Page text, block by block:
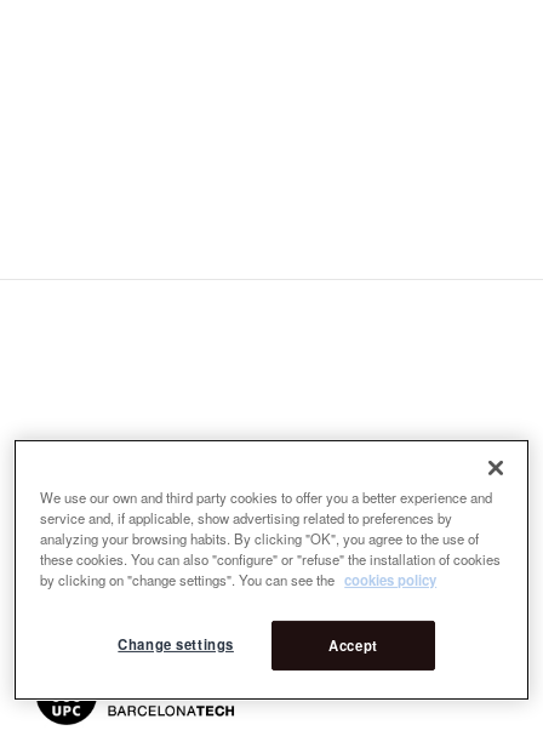
We use our own and third party cookies to offer you a better experience and
service and, if applicable, show advertising related to preferences by
analyzing your browsing habits. By clicking "OK", you agree to the use of
these cookies. You can also "configure" or "refuse" the installation of cookies
by clicking on "change settings". You can see the cookies policy
Accept
Change settings